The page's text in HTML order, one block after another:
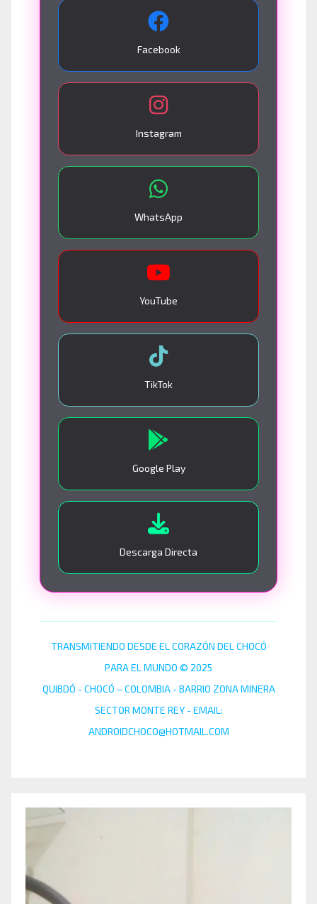
Facebook
Instagram
WhatsApp
YouTube
TikTok
Google Play
Descarga Directa
TRANSMITIENDO DESDE EL CORAZÓN DEL CHOCÓ
PARA EL MUNDO © 2025
QUIBDÓ - CHOCÓ – COLOMBIA - BARRIO ZONA MINERA
SECTOR MONTE REY - EMAIL:
ANDROIDCHOCO@HOTMAIL.COM